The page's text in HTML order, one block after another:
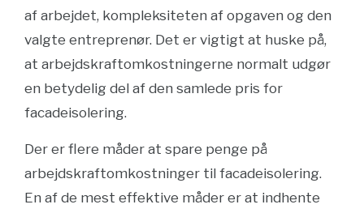
af arbejdet, kompleksiteten af ​​opgaven og den
valgte entreprenør. Det er vigtigt at huske på,
at arbejdskraftomkostningerne normalt udgør
en betydelig del af den samlede pris for
facadeisolering.
Der er flere måder at spare penge på
arbejdskraftomkostninger til facadeisolering.
En af de mest effektive måder er at indhente